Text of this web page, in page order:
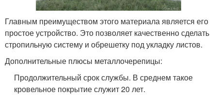
Главным преимуществом этого материала является его
простое устройство. Это позволяет качественно сделать
стропильную систему и обрешетку под укладку листов.
Дополнительные плюсы металлочерепицы:
Продолжительный срок службы. В среднем такое
кровельное покрытие служит 20 лет.